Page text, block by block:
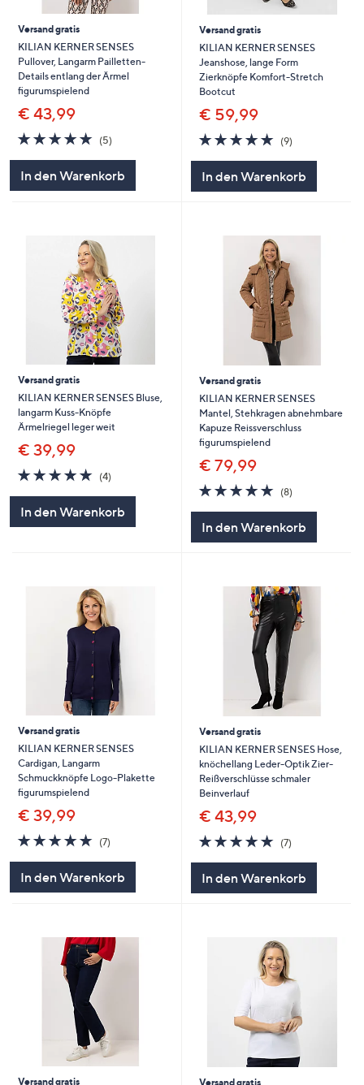
Versand gratis
KILIAN KERNER SENSES
Pullover, Langarm Pailletten-
Details entlang der Ärmel
figurumspielend
€ 43,99
4.8
von
5
(5)
In den Warenkorb
Versand gratis
KILIAN KERNER SENSES
Jeanshose, lange Form
Zierknöpfe Komfort-Stretch
Bootcut
€ 59,99
4.8
von
5
(9)
In den Warenkorb
Versand gratis
KILIAN KERNER SENSES Bluse,
langarm Kuss-Knöpfe
Ärmelriegel leger weit
€ 39,99
4.8
von
5
(4)
In den Warenkorb
Versand gratis
KILIAN KERNER SENSES
Mantel, Stehkragen abnehmbare
Kapuze Reissverschluss
figurumspielend
€ 79,99
4.8
von
5
(8)
In den Warenkorb
Versand gratis
KILIAN KERNER SENSES
Cardigan, Langarm
Schmuckknöpfe Logo-Plakette
figurumspielend
€ 39,99
4.7
von
(7)
In den Warenkorb
Versand gratis
KILIAN KERNER SENSES Hose,
knöchellang Leder-Optik Zier-
Reißverschlüsse schmaler
Beinverlauf
€ 43,99
4.7
von
5
(7)
In den Warenkorb
Versand gratis
Versand gratis